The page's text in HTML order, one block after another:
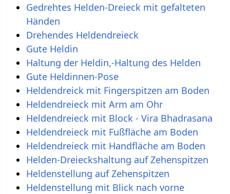
Gedrehtes Helden-Dreieck mit gefalteten
Händen
Drehendes Heldendreieck
Gute Heldin
Haltung der Heldin,-Haltung des Helden
Gute Heldinnen-Pose
Heldendreick mit Fingerspitzen am Boden
Heldendreieck mit Arm am Ohr
Heldendreieck mit Block - Vira Bhadrasana
Heldendreieck mit Fußfläche am Boden
Heldendreieck mit Handfläche am Boden
Helden-Dreieckshaltung auf Zehenspitzen
Heldenstellung auf Zehenspitzen
Heldenstellung mit Blick nach vorne